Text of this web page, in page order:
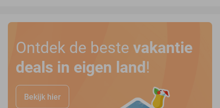
Ontdek de beste vakantie
deals in eigen land!
Bekijk hier